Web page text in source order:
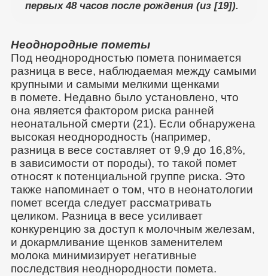
первых 48 часов после рождения (из [19]).
Неоднородные пометы
Под неоднородностью помета понимается
разница в весе, наблюдаемая между самыми
крупными и самыми мелкими щенками
в помете. Недавно было установлено, что
она является фактором риска ранней
неонатальной смерти (21). Если обнаружена
высокая неоднородность (например,
разница в весе составляет от 9,9 до 16,8%,
в зависимости от породы), то такой помет
относят к потенциальной группе риска. Это
также напоминает о том, что в неонатологии
помет всегда следует рассматривать
целиком. Разница в весе усиливает
конкуренцию за доступ к молочным железам,
и докармливание щенков заменителем
молока минимизирует негативные
последствия неоднородности помета.